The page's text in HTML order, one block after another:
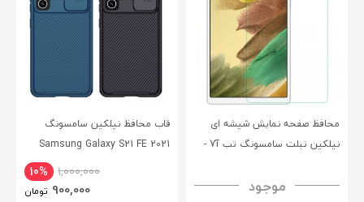
محافظ صفحه نمایش شیشه ای
نیلکین تبلت سامسونگ تب آ7 -
H+ Anti-explosion Tempered
موجود
قاب محافظ نیلکین سامسونگ
Samsung Galaxy S21 FE 2021
10% 1,000,000
900,000 تومان